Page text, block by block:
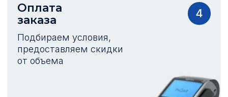
Оплата
заказа
Подбираем условия,
предоставляем скидки
от объема
4